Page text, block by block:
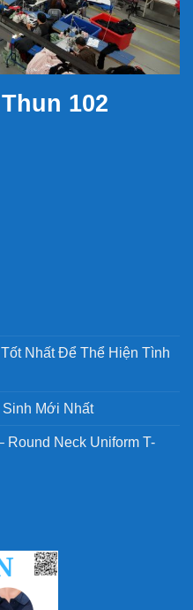
102
Nhất Để Thể Hiện Tình
Mới Nhất
Round Neck Uniform T-